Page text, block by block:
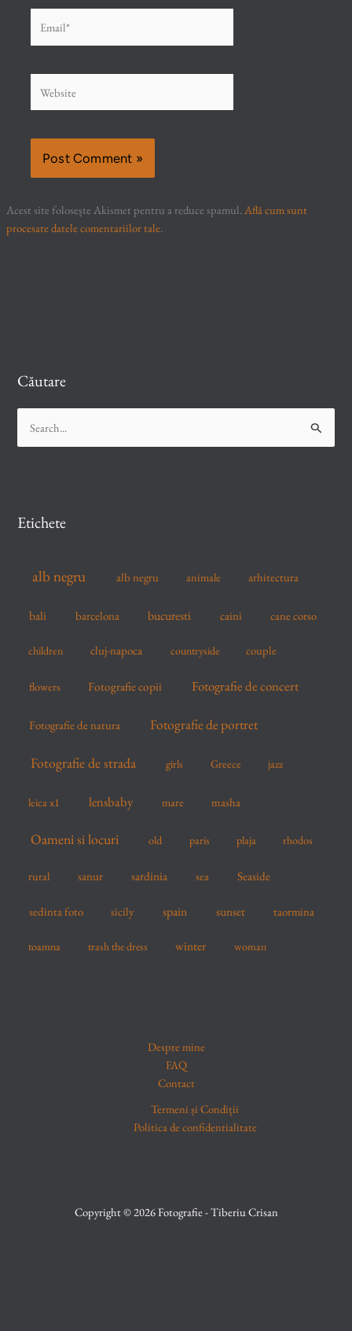
Acest site folosește Akismet pentru a reduce spamul.Află cum sunt
procesate datele comentariilor tale.
Căutare
e
h
Etichete
alb negru alb negru animale arhitectura
bali barcelona bucuresti caini cane corso
children cluj-napoca countryside couple
flowers Fotografie copii Fotografie de concert
Fotografie de natura Fotografie de portret
Fotografie de strada girls Greece jazz
leica x1 lensbaby mare masha
Oameni si locuri old paris plaja rhodos
rural sanur sardinia sea Seaside
sedinta foto sicily spain sunset taormina
toamna trash the dress winter woman
Despre mine
FAQ
Contact
Termeni și Condiții
Politica de confidentialitate
Copyright © 2026 Fotografie - Tiberiu Crisan